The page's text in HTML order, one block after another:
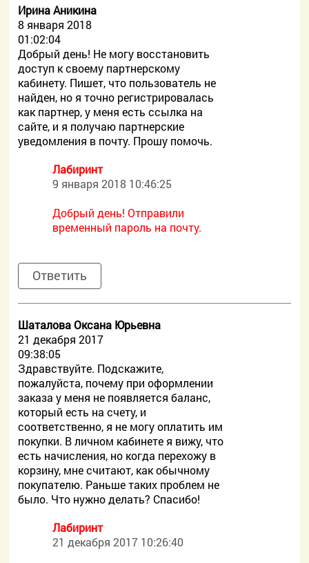
Ирина Аникина
8 января 2018
01:02:04
Добрый день! Не могу восстановить
доступ к своему партнерскому
кабинету. Пишет, что пользователь не
найден, но я точно регистрировалась
как партнер, у меня есть ссылка на
сайте, и я получаю партнерские
уведомления в почту. Прошу помочь.
Лабиринт
9 января 2018 10:46:25
Добрый день! Отправили
временный пароль на почту.
Ответить
Шаталова Оксана Юрьевна
21 декабря 2017
09:38:05
Здравствуйте. Подскажите,
пожалуйста, почему при оформлении
заказа у меня не появляется баланс,
который есть на счету, и
соответственно, я не могу оплатить им
покупки. В личном кабинете я вижу, что
есть начисления, но когда перехожу в
корзину, мне считают, как обычному
покупателю. Раньше таких проблем не
было. Что нужно делать? Спасибо!
Лабиринт
21 декабря 2017 10:26:40